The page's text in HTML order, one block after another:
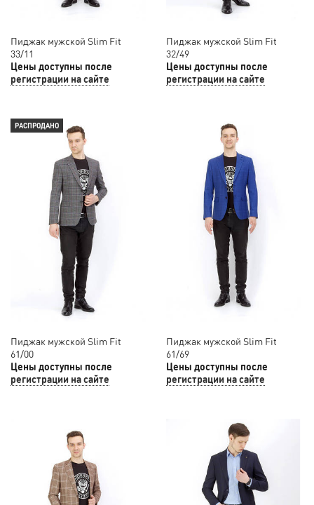
Пиджак мужской Slim Fit
33/11
Цены доступны после
регистрации на сайте
Пиджак мужской Slim Fit
32/49
Цены доступны после
регистрации на сайте
РАСПРОДАНО
Пиджак мужской Slim Fit
61/00
Цены доступны после
регистрации на сайте
Пиджак мужской Slim Fit
61/69
Цены доступны после
регистрации на сайте